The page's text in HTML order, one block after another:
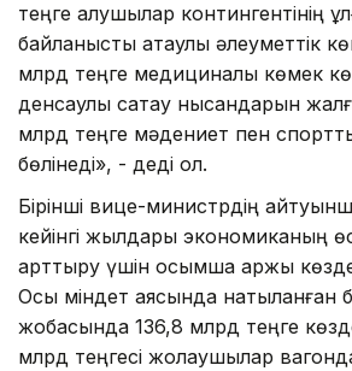
теңге алушылар контингентінің
байланысты атаулы әлеуметтік
млрд теңге медициналық көмек
денсаулық сақтау нысандарын
млрд теңге мәдениет пен
бөлінеді», - деді ол.
Бірінші вице-министрдің
кейінгі жылдары экономиканың
арттыру үшін қосымша қаржы
Осы міндет аясында нақтыланған
жобасында 136,8 млрд теңге
млрд теңгесі жолаушылар